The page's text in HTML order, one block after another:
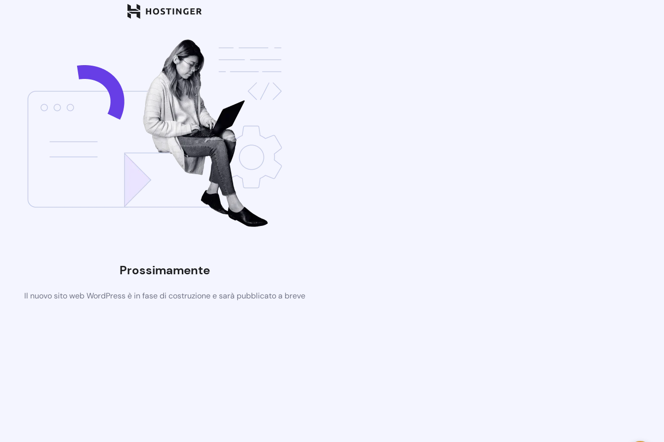
Prossimamente
Il nuovo sito web WordPress è in fase di costruzione e sarà pubblicato a breve